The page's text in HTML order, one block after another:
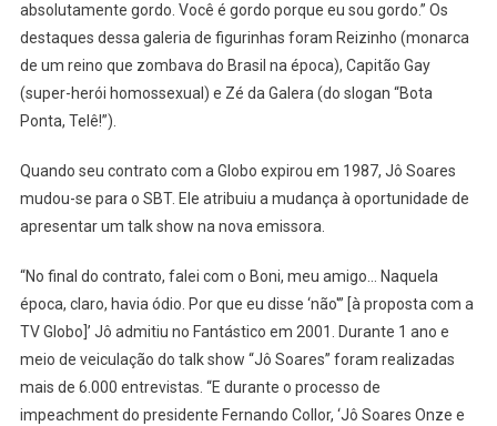
absolutamente gordo. Você é gordo porque eu sou gordo.” Os
destaques dessa galeria de figurinhas foram Reizinho (monarca
de um reino que zombava do Brasil na época), Capitão Gay
(super-herói homossexual) e Zé da Galera (do slogan “Bota
Ponta, Telê!”).
Quando seu contrato com a Globo expirou em 1987, Jô Soares
mudou-se para o SBT. Ele atribuiu a mudança à oportunidade de
apresentar um talk show na nova emissora.
“No final do contrato, falei com o Boni, meu amigo… Naquela
época, claro, havia ódio. Por que eu disse ‘não'” [à proposta com a
TV Globo]’ Jô admitiu no Fantástico em 2001. Durante 1 ano e
meio de veiculação do talk show “Jô Soares” foram realizadas
mais de 6.000 entrevistas. “E durante o processo de
impeachment do presidente Fernando Collor, ‘Jô Soares Onze e